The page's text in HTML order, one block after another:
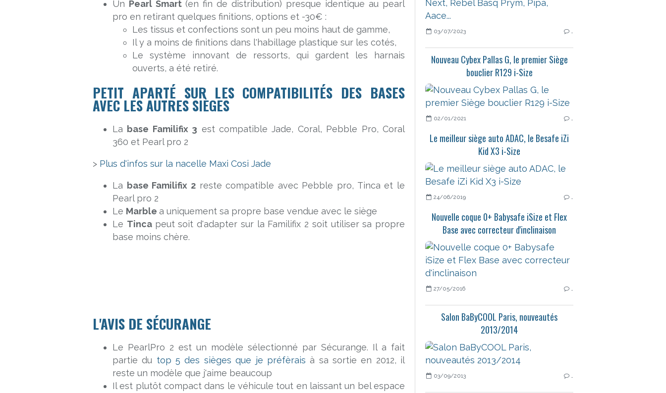
Un Pearl Smart (en fin de distribution) presque identique au pearl
pro en retirant quelques finitions, options et -30€ :
Les tissus et confections sont un peu moins haut de gamme,
Il y a moins de finitions dans l'habillage plastique sur les cotés,
Le système innovant de ressorts, qui gardent les harnais
ouverts, a été retiré.
PETIT APARTÉ SUR LES COMPATIBILITÉS DES BASES
AVEC LES AUTRES SIÈGES
La base Familifix 3 est compatible Jade, Coral, Pebble Pro, Coral
360 et Pearl pro 2
> Plus d'infos sur la nacelle Maxi Cosi Jade
La base Familifix 2reste compatible avec Pebble pro, Tinca et le
Pearl pro 2
Le Marble a uniquement sa propre base vendue avec le siège
Le Tinca peut soit d'adapter sur la Familifix 2 soit utiliser sa propre
base moins chère.
L'AVIS DE SÉCURANGE
Le PearlPro 2 est un modèle sélectionné par Sécurange. Il a fait
partie du top 5 des sièges que je préfèrais à sa sortie en 2012, il
reste un modèle que j'aime beaucoup
Il est plutôt compact dans le véhicule tout en laissant un bel espace
03/07/2023
Nouveau Cybex Pallas G, le premier Siège
bouclier R129 i-Size
02/01/2021
Le meilleur siège auto ADAC, le Besafe iZi
Kid X3 i-Size
24/06/2019
Nouvelle coque 0+ Babysafe iSize et Flex
Base avec correcteur d'inclinaison
27/05/2016
Salon BaByCOOL Paris, nouveautés
2013/2014
03/09/2013